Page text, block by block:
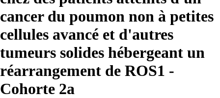
cancer du poumon non à petites
cellules avancé et d'autres
tumeurs solides hébergeant un
réarrangement de ROS1 -
Cohorte 2a